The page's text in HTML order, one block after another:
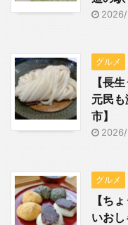
グルメ
【長
元民
市】
グルメ
【ち
いお